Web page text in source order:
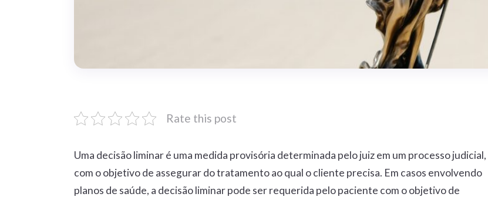
Rate this post
Uma decisão liminar é uma medida provisória determinada pelo juiz em um processo judicial,
com o objetivo de assegurar do tratamento ao qual o cliente precisa. Em casos envolvendo
planos de saúde, a decisão liminar pode ser requerida pelo paciente com o objetivo de